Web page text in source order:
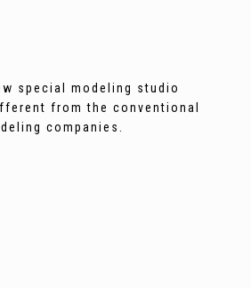
special modeling studio
from the conventional
companies.